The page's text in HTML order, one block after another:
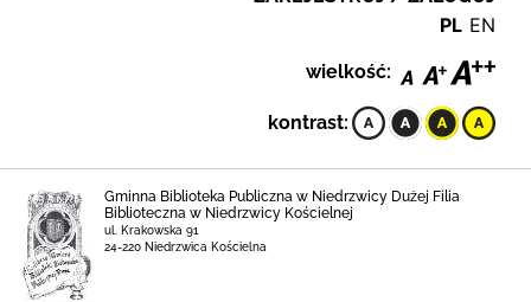
PL EN
wielkość:
kontrast:
Gminna Biblioteka Publiczna w Niedrzwicy Dużej Filia
Biblioteczna w Niedrzwicy Kościelnej
ul. Krakowska 91
24-220 Niedrzwica Kościelna